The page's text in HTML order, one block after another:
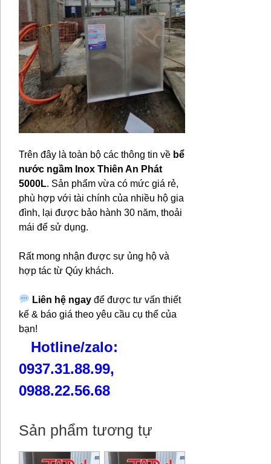
Trên đây là toàn bộ các thông tin về bể
nước ngầm Inox Thiên An Phát
5000L. Sản phẩm vừa có mức giá rẻ,
phù hợp với tài chính của nhiều hộ gia
đình, lại được bảo hành 30 năm, thoải
mái để sử dụng.
Rất mong nhận được sự ủng hộ và
hợp tác từ Qúy khách.
Liên hệ ngay để được tư vấn thiết
kế & báo giá theo yêu cầu cụ thể của
bạn!
Hotline/zalo:
0937.31.88.99,
0988.22.56.68
Sản phẩm tương tự